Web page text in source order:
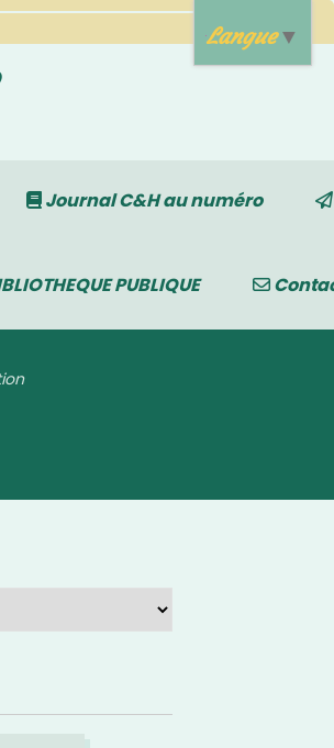
Journal C&H au numéro
PUBLIQUE
Langue▼